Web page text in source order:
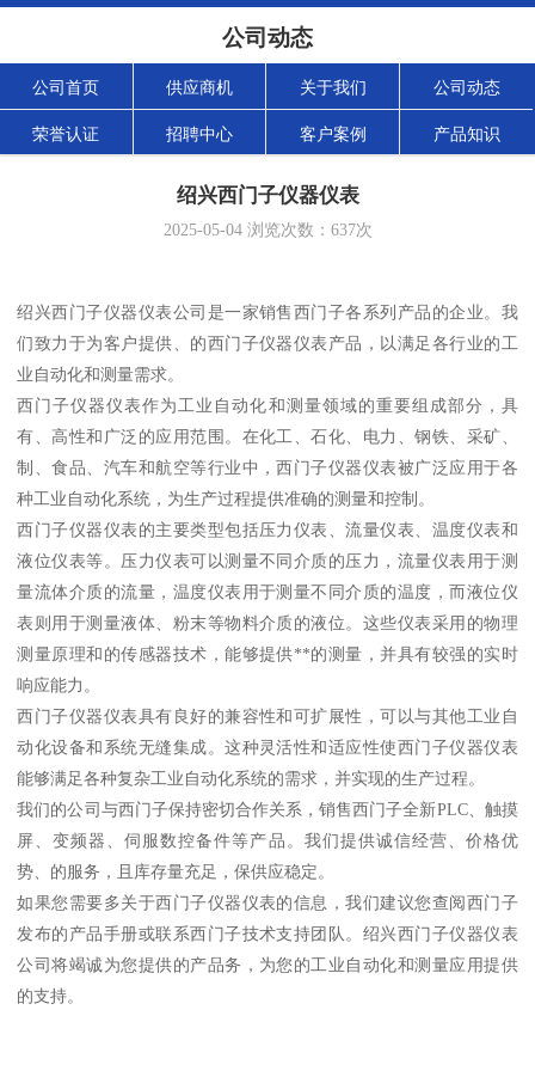
公司动态
公司首页 供应商机 关于我们 公司动态
荣誉认证 招聘中心 客户案例 产品知识
绍兴西门子仪器仪表
2025-05-04浏览次数： 637次
绍兴西门子仪器仪表公司是一家销售西门子各系列产品的企业。我
们致力于为客户提供、的西门子仪器仪表产品，以满足各行业的工
业自动化和测量需求。
西门子仪器仪表作为工业自动化和测量领域的重要组成部分，具
有、高性和广泛的应用范围。在化工、石化、电力、钢铁、采矿、
制、食品、汽车和航空等行业中，西门子仪器仪表被广泛应用于各
种工业自动化系统，为生产过程提供准确的测量和控制。
西门子仪器仪表的主要类型包括压力仪表、流量仪表、温度仪表和
液位仪表等。压力仪表可以测量不同介质的压力，流量仪表用于测
量流体介质的流量，温度仪表用于测量不同介质的温度，而液位仪
表则用于测量液体、粉末等物料介质的液位。这些仪表采用的物理
测量原理和的传感器技术，能够提供**的测量，并具有较强的实时
响应能力。
西门子仪器仪表具有良好的兼容性和可扩展性，可以与其他工业自
动化设备和系统无缝集成。这种灵活性和适应性使西门子仪器仪表
能够满足各种复杂工业自动化系统的需求，并实现的生产过程。
我们的公司与西门子保持密切合作关系，销售西门子全新PLC、触摸
屏、变频器、伺服数控备件等产品。我们提供诚信经营、价格优
势、的服务，且库存量充足，保供应稳定。
如果您需要多关于西门子仪器仪表的信息，我们建议您查阅西门子
发布的产品手册或联系西门子技术支持团队。绍兴西门子仪器仪表
公司将竭诚为您提供的产品务，为您的工业自动化和测量应用提供
的支持。